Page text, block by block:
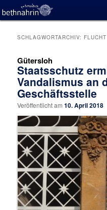
SCHLAGWORTARCHIV: FLUCHT
Gütersloh
Staatsschutz
Vandalismus an
Geschäftsstelle
Veröffentlicht am10. April 2018